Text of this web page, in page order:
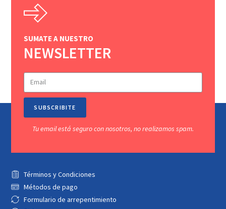
SUMATE A NUESTRO
NEWSLETTER
SUBSCRIBITE
Tu email está seguro con nosotros, no realizamos spam.
Términos y Condiciones
Métodos de pago
Formulario de arrepentimiento